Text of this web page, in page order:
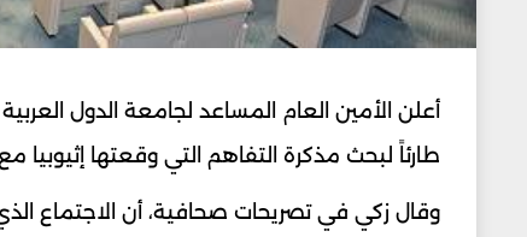
أعلن الأمين العام المساعد لجامعة الدول
طارئاً لبحث مذكرة التفاهم التي وقعتها إثيوبيا
وقال زكي في تصريحات صحافية، أن الاجتماع